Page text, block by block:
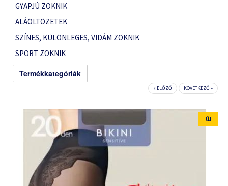
GYAPJÚ ZOKNIK
ALÁÖLTÖZETEK
SZÍNES, KÜLÖNLEGES, VIDÁM ZOKNIK
SPORT ZOKNIK
Termékkategóriák
« ELŐZŐ KÖVETKEZŐ »
ÚJ